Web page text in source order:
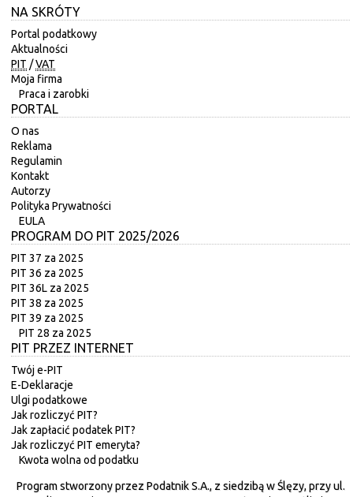
NA SKRÓTY
Portal podatkowy
Aktualności
PIT /VAT
Moja firma
Praca i zarobki
PORTAL
O nas
Reklama
Regulamin
Kontakt
Autorzy
Polityka Prywatności
EULA
PROGRAM DO PIT 2025/2026
PIT 37 za 2025
PIT 36 za 2025
PIT 36L za 2025
PIT 38 za 2025
PIT 39 za 2025
PIT 28 za 2025
PIT PRZEZ INTERNET
Twój e-PIT
E-Deklaracje
Ulgi podatkowe
Jak rozliczyć PIT?
Jak zapłacić podatek PIT?
Jak rozliczyć PIT emeryta?
Kwota wolna od podatku
Program stworzony przez Podatnik S.A., z siedzibą w Ślęzy, przy ul.